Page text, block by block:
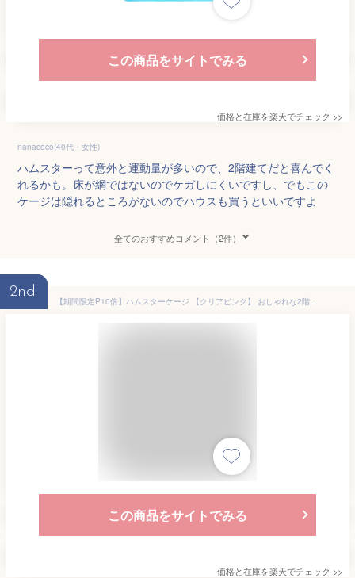
この商品をサイトでみる
価格と在庫を楽天でチェック >>
nanacoco(40代・女性)
ハムスターって意外と運動量が多いので、2階建てだと喜んでく
れるかも。床が網ではないのでケガしにくいですし、でもこの
ケージは隠れるところがないのでハウスも買うといいですよ
全てのおすすめコメント（2件）
2nd
【期間限定P10倍】ハムスターケージ 【クリアピンク】 おしゃれな2階建て アクリルケージ すぐ飼える 全部揃った飼育セット ハムスター 送料無料【DBP】
この商品をサイトでみる
価格と在庫を楽天でチェック >>